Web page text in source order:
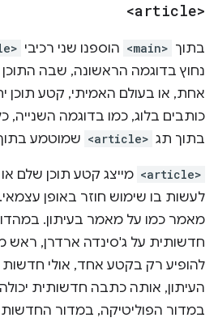
<article>
בתוך <main> הוספנו שני רכיבי
נחוץ בדוגמה הראשונה, שבה
אחת, או בעולם האמיתי, קטע תוכן
כותבים בלוג, כמו בדוגמה השנייה,
בתוך תג <article> שמוטמע
<article> מייצג קטע תוכן שלם
לעשות בו שימוש חוזר באופן
מאמר כמו על מאמר בעיתון.
חדשותית על ג'סינדה ארדרן, ראש
להופיע רק בקטע אחד, אולי
העיתון, אותה כתבה חדשותית
במדור הפוליטיקה, במדור החדשות